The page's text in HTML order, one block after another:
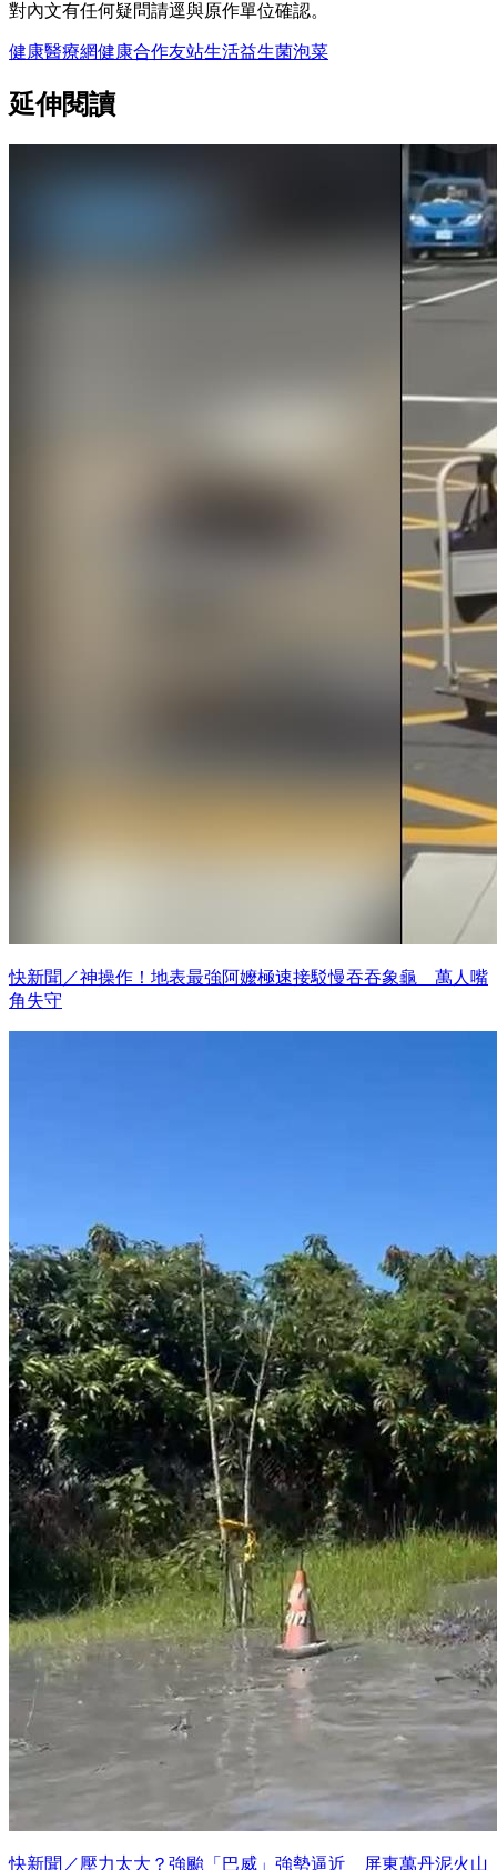
對內文有任何疑問請逕與原作單位確認。
健康醫療網健康合作友站生活益生菌泡菜
延伸閱讀
快新聞／神操作！地表最強阿嬤極速接駁慢吞吞象龜 萬人嘴
角失守
快新聞／壓力太大？強颱「巴威」強勢逼近 屏東萬丹泥火山